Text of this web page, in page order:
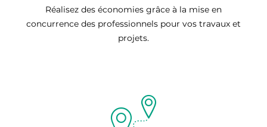
Réalisez des économies grâce à la mise en
concurrence des professionnels pour vos travaux et
projets.